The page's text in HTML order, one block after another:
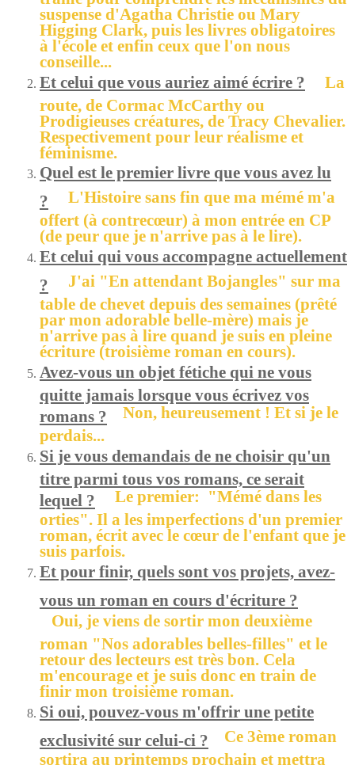
suspense d'Agatha Christie ou Mary
Higging Clark, puis les livres obligatoires
à l'école et enfin ceux que l'on nous
conseille...
Et celui que vous auriez aimé écrire ? La
route, de Cormac McCarthy ou
Prodigieuses créatures, de Tracy Chevalier.
Respectivement pour leur réalisme et
féminisme.
Quel est le premier livre que vous avez lu
? L'Histoire sans fin que ma mémé m'a
offert (à contrecœur) à mon entrée en CP
(de peur que je n'arrive pas à le lire).
Et celui qui vous accompagne actuellement
? J'ai "En attendant Bojangles" sur ma
table de chevet depuis des semaines (prêté
par mon adorable belle-mère) mais je
n'arrive pas à lire quand je suis en pleine
écriture (troisième roman en cours).
Avez-vous un objet fétiche qui ne vous
quitte jamais lorsque vous écrivez vos
romans ?
Non, heureusement ! Et si je le
perdais...
Si je vous demandais de ne choisir qu'un
titre parmi tous vos romans, ce serait
lequel ?
Le premier: "Mémé dans les
orties". Il a les imperfections d'un premier
roman, écrit avec le cœur de l'enfant que je
suis parfois.
Et pour finir, quels sont vos projets, avez-
vous un roman en cours d'écriture ?
Oui, je viens de sortir mon deuxième
roman "Nos adorables belles-filles" et le
retour des lecteurs est très bon. Cela
m'encourage et je suis donc en train de
finir mon troisième roman.
Si oui, pouvez-vous m'offrir une petite
exclusivité sur celui-ci ? Ce 3ème roman
sortira au printemps prochain et mettra